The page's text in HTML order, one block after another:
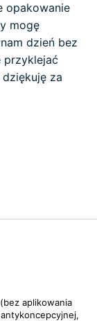
opakowanie
mogę
dzień bez
przyklejać
za
aplikowania